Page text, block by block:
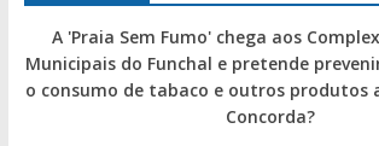
A 'Praia Sem Fumo' chega aos
Municipais do Funchal e pretende
o consumo de tabaco e outros produtos
Concorda?